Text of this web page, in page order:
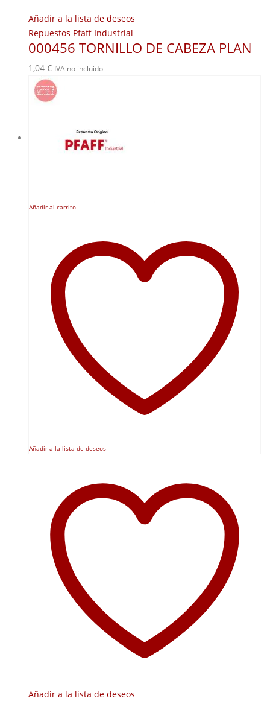
Añadir a la lista de deseos
Repuestos Pfaff Industrial
000456 TORNILLO DE CABEZA PLAN
1,04 € IVA no incluido
Añadir al carrito
Añadir a la lista de deseos
Añadir a la lista de deseos